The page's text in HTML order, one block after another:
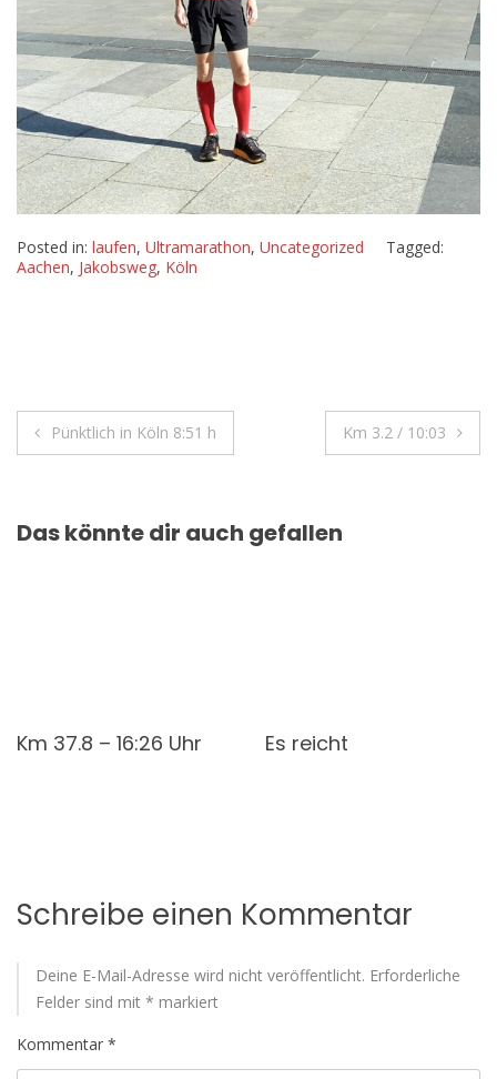
Posted in: laufen, Ultramarathon, Uncategorized
Tagged:
Aachen, Jakobsweg, Köln
Beitragsnavigation
Pünktlich in Köln 8:51 h Km 3.2 / 10:03
Das könnte dir auch gefallen
Km 37.8 – 16:26 Uhr Es reicht
Schreibe einen Kommentar
Deine E-Mail-Adresse wird nicht veröffentlicht. Erforderliche
Felder sind mit * markiert
Kommentar *